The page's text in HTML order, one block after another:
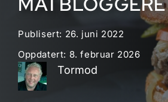
Publisert: 26. juni 2022
Oppdatert: 8. februar 2026
Tormod